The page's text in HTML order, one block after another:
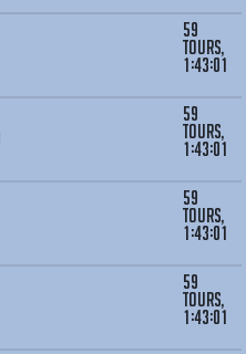
59
tours,
1:43:01
59
tours,
1:43:01
59
tours,
1:43:01
59
tours,
1:43:01